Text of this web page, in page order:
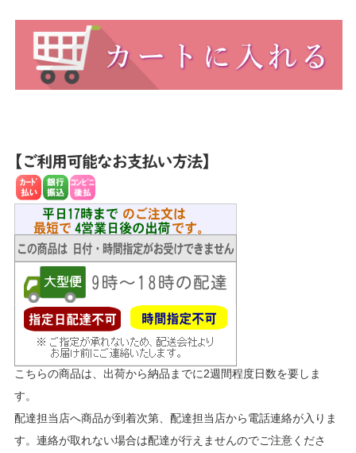
こちらの商品は、出荷から納品までに2週間程度日数を要しま
す。
配達担当店へ商品が到着次第、配達担当店から電話連絡が入りま
す。連絡が取れない場合は配達が行えませんのでご注意くださ